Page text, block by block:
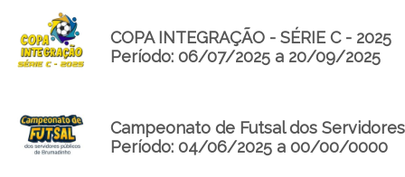
COPA INTEGRAÇÃO - SÉRIE C - 2025
Período: 06/07/2025 a 20/09/2025
Campeonato de Futsal dos
Período: 04/06/2025 a 00/00/0000